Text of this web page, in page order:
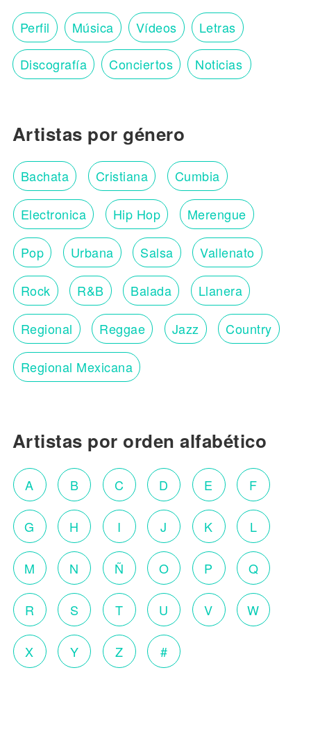
Perfil Música Vídeos Letras
Discografía Conciertos Noticias
Artistas por género
Bachata Cristiana Cumbia
Electronica Hip Hop Merengue
Pop Urbana Salsa Vallenato
Rock R&B Balada Llanera
Regional Reggae Jazz Country
Regional Mexicana
Artistas por orden alfabético
A B C D E F
G H I J K L
M N Ñ O P Q
R S T U V W
X Y Z #